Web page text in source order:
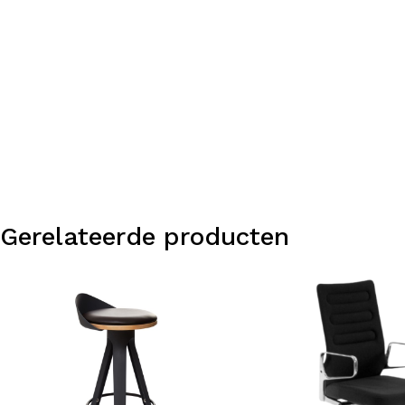
Gerelateerde producten